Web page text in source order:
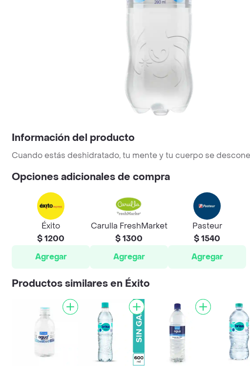
Información del producto
Cuando estás deshidratado, tu mente y tu cuerpo se
Opciones adicionales de compra
Éxito
$ 1200
Agregar
Carulla FreshMarket
$ 1300
Agregar
Pasteur
$ 1540
Agregar
Productos similares en Éxito